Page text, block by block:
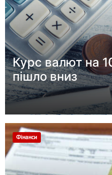
Курс валют на
пішло вниз
Фінанси